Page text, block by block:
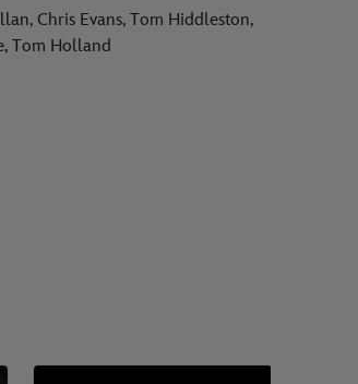
Chris Evans, Tom Hiddleston,
Tom Holland